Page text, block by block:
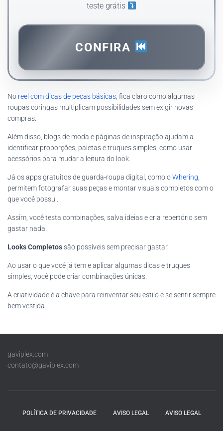
teste grátis
CONFIRA
No reel com dicas de peças básicas , fica claro como algumas
roupas coringas multiplicam possibilidades sem exigir novas
compras.
Além disso, blogs de moda e páginas de inspiração ajudam a
identificar proporções, paletas e truques simples, como usar
acessórios para mudar a leitura do look.
Já os apps gratuitos de guarda-roupa digital, como oWhering
permitem fotografar suas peças e montar visuais completos com o
que você possui.
Assim, você testa combinações, salva ideias e cria repertório sem
gastar nada.
Looks Completossão possíveis sem precisar gastar.
Ao usar o que você já tem e aplicar algumas dicas e truques
simples, você pode criar combinações únicas.
A criatividade é a chave para reinventar seu estilo e se sentir sempre
bem vestida.
gaviplex.com
contato@gaviplex.com
POLÍTICA DE PRIVACIDADE AVISO LEGAL AVISO LEGAL